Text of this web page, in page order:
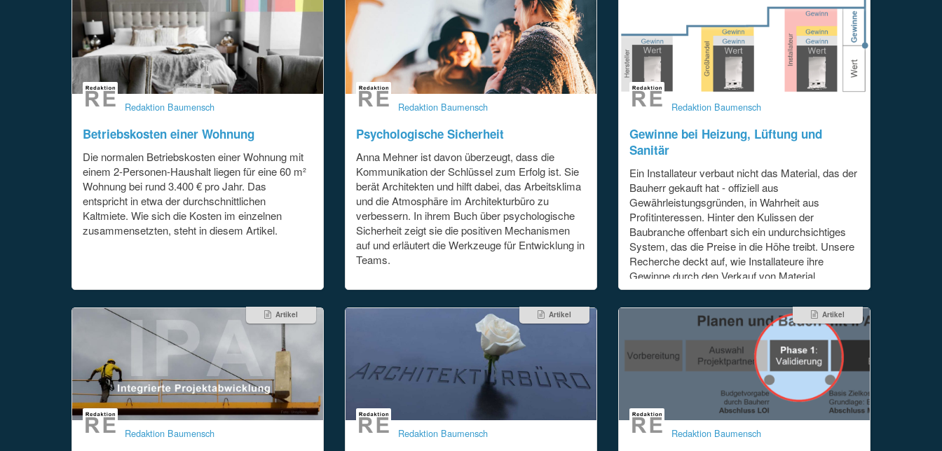
Redaktion Baumensch
Betriebskosten einer Wohnung
Die normalen Betriebskosten einer Wohnung mit
einem 2-Personen-Haushalt liegen für eine 60 m²
Wohnung bei rund 3.400 € pro Jahr. Das
entspricht in etwa der durchschnittlichen
Kaltmiete. Wie sich die Kosten im einzelnen
zusammensetzten, steht in diesem Artikel.
Redaktion Baumensch
Psychologische Sicherheit
Anna Mehner ist davon überzeugt, dass die
Kommunikation der Schlüssel zum Erfolg ist. Sie
berät Architekten und hilft dabei, das Arbeitsklima
und die Atmosphäre im Architekturbüro zu
verbessern. In ihrem Buch über psychologische
Sicherheit zeigt sie die positiven Mechanismen
auf und erläutert die Werkzeuge für Entwicklung in
Teams.
Redaktion Baumensch
Gewinne bei Heizung, Lüftung und
Sanitär
Ein Installateur verbaut nicht das Material, das der
Bauherr gekauft hat - offiziell aus
Gewährleistungsgründen, in Wahrheit aus
Profitinteressen. Hinter den Kulissen der
Baubranche offenbart sich ein undurchsichtiges
System, das die Preise in die Höhe treibt. Unsere
Recherche deckt auf, wie Installateure ihre
Gewinne durch den Verkauf von Material
subventionieren und welche Auswirkungen dies
auf die Endkunden hat. Ein neues Konzept könnte
für mehr Transparenz und Fairness sorgen. Lesen
Artikel
Redaktion Baumensch
Artikel
Redaktion Baumensch
Artikel
Redaktion Baumensch